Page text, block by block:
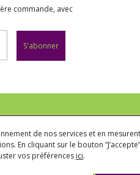
commande, avec
S'abonner
de nos services et en
En cliquant sur le bouton
vos préférences ici.